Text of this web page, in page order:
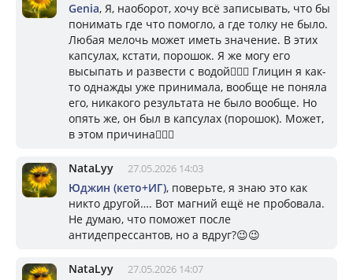
Genia, Я, наоборот, хочу всё записывать, что бы
понимать где что помогло, а где толку не было.
Любая мелочь может иметь значение. В этих
капсулах, кстати, порошок. Я же могу его
высыпать и развести с водой🤷🏼‍♀️ Глицин я как-
то однажды уже принимала, вообще не поняла
его, никакого результата не было вообще. Но
опять же, он был в капсулах (порошок). Может,
в этом причина🤷🏼‍♀️
NataLyy 27.05.2026 14:03
Юджин (кето+ИГ), поверьте, я знаю это как
никто другой…. Вот магний ещё не пробовала.
Не думаю, что поможет после
антидепрессантов, но а вдруг?😉😉
NataLyy 27.05.2026 14:07